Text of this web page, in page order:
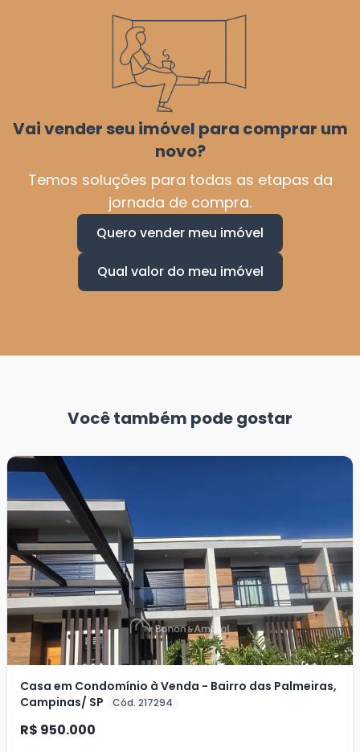
Vai vender seu imóvel para comprar um
novo?
Temos soluções para todas as etapas da
jornada de compra.
Quero vender meu imóvel
Qual valor do meu imóvel
Você também pode gostar
Casa em Condomínio à Venda - Bairro das Palmeiras,
Campinas/ SP
Cód. 217294
R$ 950.000